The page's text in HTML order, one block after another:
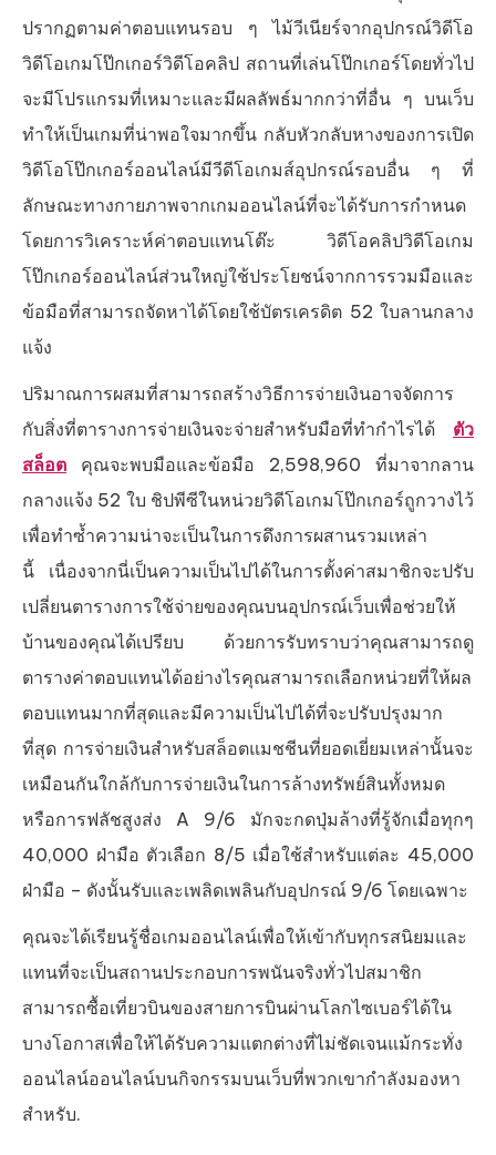
ปรากฏตามค่าตอบแทนรอบ ๆ ไม้วีเนียร์จากอุปกรณ์วิดีโอ
วิดีโอเกมโป๊กเกอร์วิดีโอคลิป สถานที่เล่นโป๊กเกอร์โดยทั่วไป
จะมีโปรแกรมที่เหมาะและมีผลลัพธ์มากกว่าที่อื่น ๆ บนเว็บ
ทำให้เป็นเกมที่น่าพอใจมากขึ้น กลับหัวกลับหางของการเปิด
วิดีโอโป๊กเกอร์ออนไลน์มีวีดีโอเกมส์อุปกรณ์รอบอื่น ๆ ที่
ลักษณะทางกายภาพจากเกมออนไลน์ที่จะได้รับการกำหนด
โดยการวิเคราะห์ค่าตอบแทนโต๊ะ วิดีโอคลิปวิดีโอเกม
โป๊กเกอร์ออนไลน์ส่วนใหญ่ใช้ประโยชน์จากการรวมมือและ
ข้อมือที่สามารถจัดหาได้โดยใช้บัตรเครดิต 52 ใบลานกลาง
แจ้ง
ปริมาณการผสมที่สามารถสร้างวิธีการจ่ายเงินอาจจัดการ
กับสิ่งที่ตารางการจ่ายเงินจะจ่ายสำหรับมือที่ทำกำไรได้ ตัว
สล็อต คุณจะพบมือและข้อมือ 2,598,960 ที่มาจากลาน
กลางแจ้ง 52 ใบ ชิปพีซีในหน่วยวิดีโอเกมโป๊กเกอร์ถูกวางไว้
เพื่อทำซ้ำความน่าจะเป็นในการดึงการผสานรวมเหล่า
นี้ เนื่องจากนี่เป็นความเป็นไปได้ในการตั้งค่าสมาชิกจะปรับ
เปลี่ยนตารางการใช้จ่ายของคุณบนอุปกรณ์เว็บเพื่อช่วยให้
บ้านของคุณได้เปรียบ ด้วยการรับทราบว่าคุณสามารถดู
ตารางค่าตอบแทนได้อย่างไรคุณสามารถเลือกหน่วยที่ให้ผล
ตอบแทนมากที่สุดและมีความเป็นไปได้ที่จะปรับปรุงมาก
ที่สุด การจ่ายเงินสำหรับสล็อตแมชชีนที่ยอดเยี่ยมเหล่านั้นจะ
เหมือนกันใกล้กับการจ่ายเงินในการล้างทรัพย์สินทั้งหมด
หรือการฟลัชสูงส่ง A 9/6 มักจะกดปุ่มล้างที่รู้จักเมื่อทุกๆ
40,000 ฝ่ามือ ตัวเลือก 8/5 เมื่อใช้สำหรับแต่ละ 45,000
ฝ่ามือ – ดังนั้นรับและเพลิดเพลินกับอุปกรณ์ 9/6 โดยเฉพาะ
คุณจะได้เรียนรู้ชื่อเกมออนไลน์เพื่อให้เข้ากับทุกรสนิยมและ
แทนที่จะเป็นสถานประกอบการพนันจริงทั่วไปสมาชิก
สามารถซื้อเที่ยวบินของสายการบินผ่านโลกไซเบอร์ได้ใน
บางโอกาสเพื่อให้ได้รับความแตกต่างที่ไม่ชัดเจนแม้กระทั่ง
ออนไลน์ออนไลน์บนกิจกรรมบนเว็บที่พวกเขากำลังมองหา
สำหรับ.